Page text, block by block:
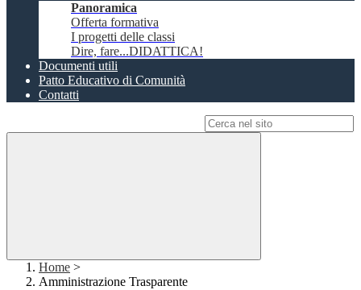
Panoramica
Offerta formativa
I progetti delle classi
Dire, fare...DIDATTICA!
Documenti utili
Patto Educativo di Comunità
Contatti
Home >
Amministrazione Trasparente